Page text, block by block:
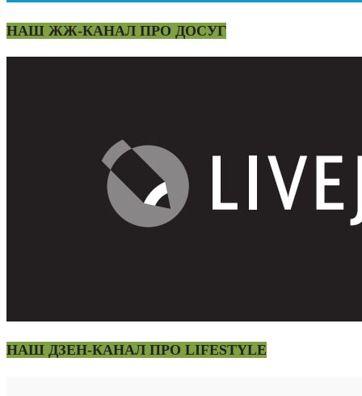
НАШ ЖЖ-КАНАЛ ПРО ДОСУГ
НАШ ДЗЕН-КАНАЛ ПРО LIFESTYLE